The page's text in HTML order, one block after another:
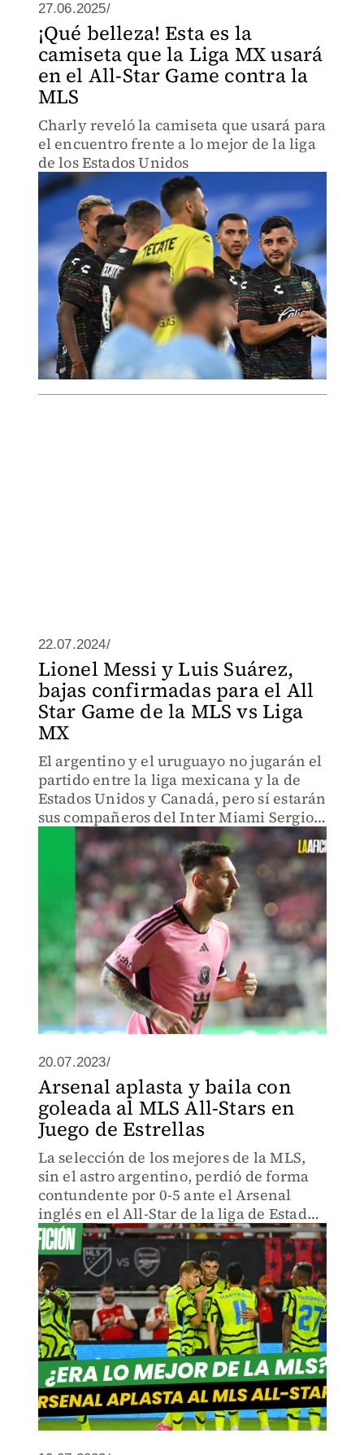
27.06.2025/
¡Qué belleza! Esta es la
camiseta que la Liga MX usará
en el All-Star Game contra la
MLS
Charly reveló la camiseta que usará para
el encuentro frente a lo mejor de la liga
de los Estados Unidos
22.07.2024/
Lionel Messi y Luis Suárez,
bajas confirmadas para el All
Star Game de la MLS vs Liga
MX
El argentino y el uruguayo no jugarán el
partido entre la liga mexicana y la de
Estados Unidos y Canadá, pero sí estarán
sus compañeros del Inter Miami Sergio
Busquets y Jordi Alba
20.07.2023/
Arsenal aplasta y baila con
goleada al MLS All-Stars en
Juego de Estrellas
La selección de los mejores de la MLS,
sin el astro argentino, perdió de forma
contundente por 0-5 ante el Arsenal
inglés en el All-Star de la liga de Estados
Unidos y Canadá.